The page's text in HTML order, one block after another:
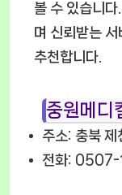
볼 수 있습니
며 신뢰받는
추천합니다.
중원메디
주소: 충북
전화: